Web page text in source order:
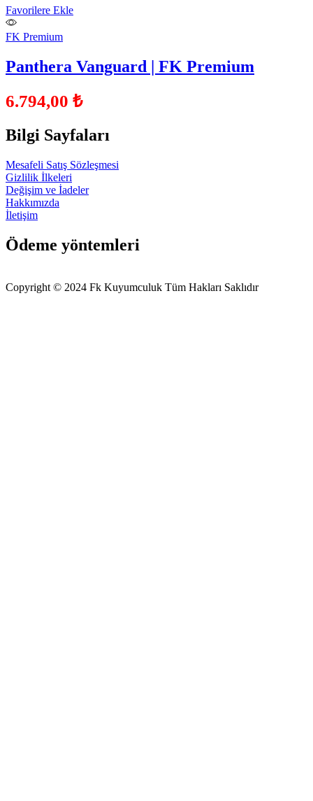
Favorilere Ekle
FK Premium
Panthera Vanguard | FK Premium
6.794,00 ₺
Bilgi Sayfaları
Mesafeli Satış Sözleşmesi
Gizlilik İlkeleri
Değişim ve İadeler
Hakkımızda
İletişim
Ödeme yöntemleri
Copyright © 2024 Fk Kuyumculuk Tüm Hakları Saklıdır